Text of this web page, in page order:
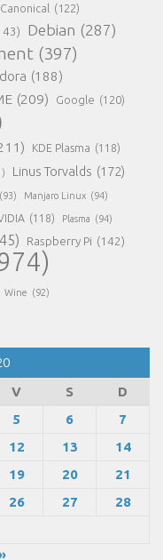
Canonical (122)
Debian (287)
(397)
(188)
(209) Google (120)
KDE Plasma (118)
Linus Torvalds (172)
(93) Manjaro Linux (94)
(118) Plasma (94)
Raspberry Pi (142)
Wine (92)
V S
D
5 6
7
12 13
14
19 20
21
26 27
28